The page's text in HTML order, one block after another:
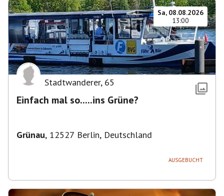
Sa, 08.08.2026
13:00
Stadtwanderer, 65
Einfach mal so.....ins Grüne?
Grünau, 12527 Berlin, Deutschland
AUSGEBUCHT